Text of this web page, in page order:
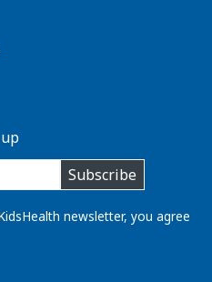
Subscribe
newsletter, you agree